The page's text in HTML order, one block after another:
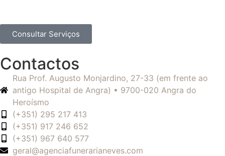
Consultar Serviços
Contactos
Rua Prof. Augusto Monjardino, 27-33 (em frente ao
antigo Hospital de Angra) • 9700-020 Angra do
Heroísmo
(+351) 295 217 413
(+351) 917 246 652
(+351) 967 640 577
geral@agenciafunerarianeves.com